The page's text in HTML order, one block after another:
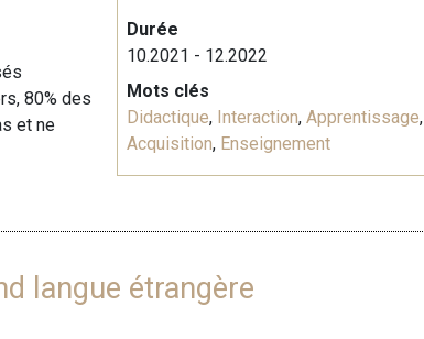
80% des
et ne
Durée
10.2021 - 12.2022
Mots clés
Didactique, Interaction, Apprentissage,
Acquisition, Enseignement
langue étrangère